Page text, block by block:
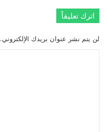
اترك تعليقاً
لن يتم نشر عنوان بريدك الإلكتروني.